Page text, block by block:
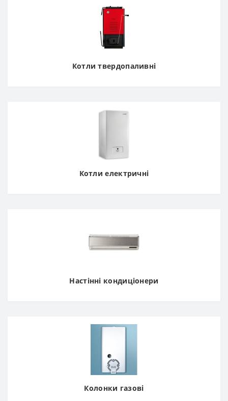
Котли твердопаливні
Котли електричні
Настінні кондиціонери
Колонки газові